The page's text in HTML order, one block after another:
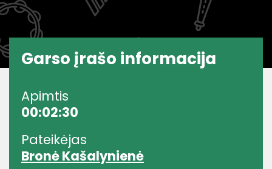
Garso įrašo informacija
Apimtis
00:02:30
Pateikėjas
Bronė Kašalynienė